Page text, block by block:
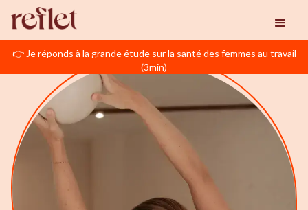
👉 Je réponds à la grande étude sur la santé des femmes au travail
(3min)